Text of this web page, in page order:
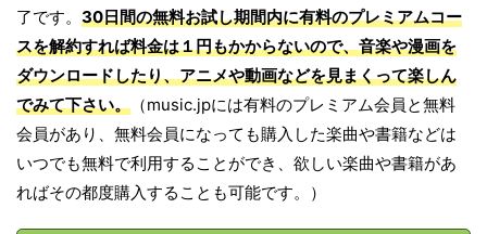
了です。 30日間の無料お試し期間内に有料のプレミアムコー
スを解約すれば料金は１円もかからないので、音楽や漫画を
ダウンロードしたり、アニメや動画などを見まくって楽しん
でみて下さい。 （music.jpには有料のプレミアム会員と無料
会員があり、無料会員になっても購入した楽曲や書籍などは
いつでも無料で利用することができ、欲しい楽曲や書籍があ
ればその都度購入することも可能です。）